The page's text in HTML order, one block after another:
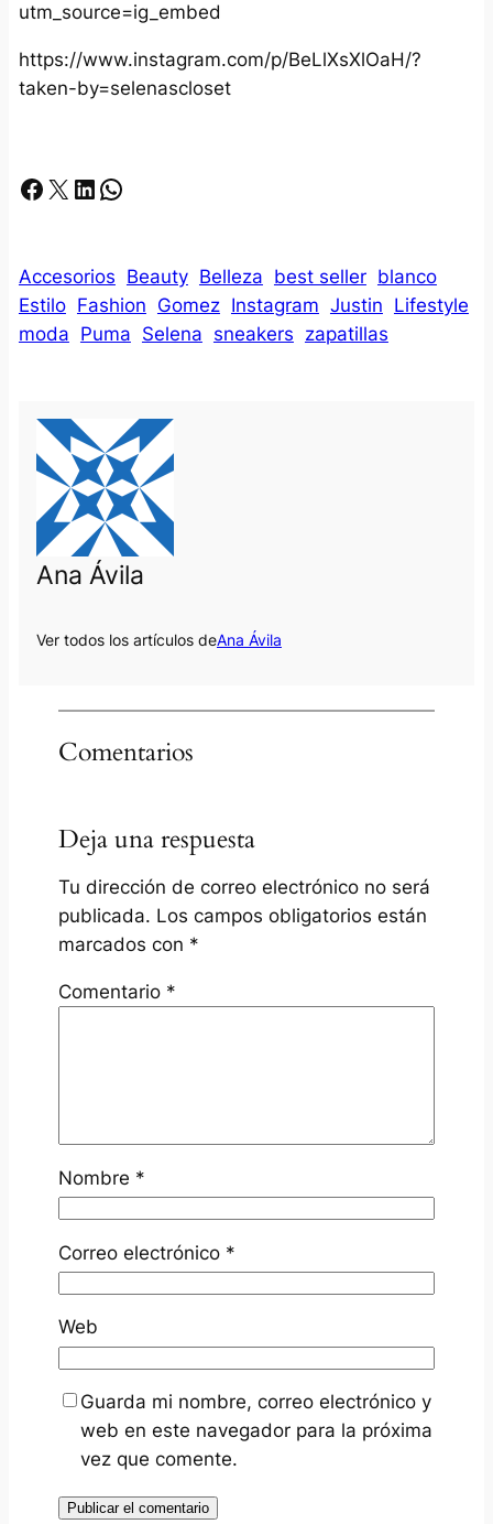
utm_source=ig_embed
https://www.instagram.com/p/BeLlXsXlOaH/?
taken-by=selenascloset
Facebook X LinkedIn Whatsapp
Accesorios Beauty Belleza best seller blanco
Estilo Fashion Gomez Instagram Justin Lifestyle
moda Puma Selena sneakers zapatillas
Ana Ávila
Ver todos los artículos deAna Ávila
Comentarios
Deja una respuesta
Tu dirección de correo electrónico no será
publicada. Los campos obligatorios están
marcados con *
Comentario *
Nombre *
Correo electrónico *
Web
Guarda mi nombre, correo electrónico y
web en este navegador para la próxima
vez que comente.